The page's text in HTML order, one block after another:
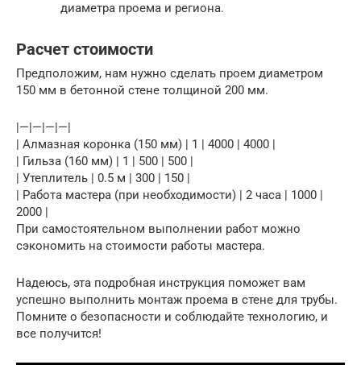
диаметра проема и региона.
Расчет стоимости
Предположим, нам нужно сделать проем диаметром
150 мм в бетонной стене толщиной 200 мм.
|—|—|—|—|
| Алмазная коронка (150 мм) | 1 | 4000 | 4000 |
| Гильза (160 мм) | 1 | 500 | 500 |
| Утеплитель | 0.5 м | 300 | 150 |
| Работа мастера (при необходимости) | 2 часа | 1000 |
2000 |
При самостоятельном выполнении работ можно
сэкономить на стоимости работы мастера.
Надеюсь, эта подробная инструкция поможет вам
успешно выполнить монтаж проема в стене для трубы.
Помните о безопасности и соблюдайте технологию, и
все получится!